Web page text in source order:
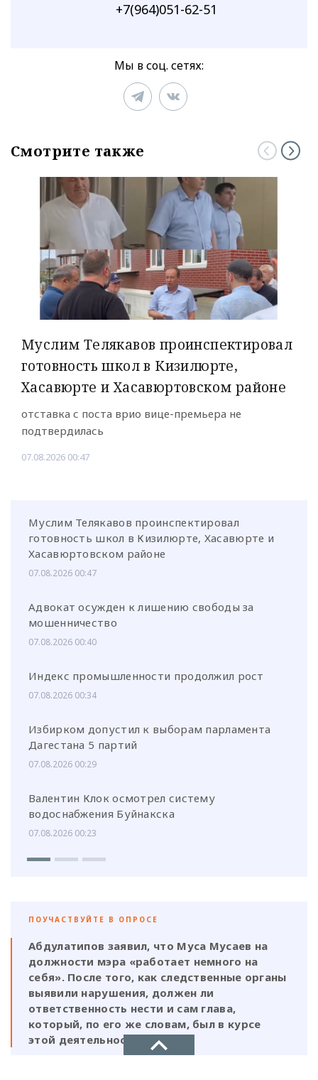
+7(964)051-62-51
Мы в соц. сетях:
Смотрите также
Муслим Телякавов проинспектировал
готовность школ в Кизилюрте,
Хасавюрте и Хасавюртовском районе
отставка с поста врио вице-премьера не
подтвердилась
07.08.2026 00:47
Муслим Телякавов проинспектировал
готовность школ в Кизилюрте, Хасавюрте и
Хасавюртовском районе
07.08.2026 00:47
Адвокат осужден к лишению свободы за
мошенничество
07.08.2026 00:40
Индекс промышленности продолжил рост
07.08.2026 00:34
Избирком допустил к выборам парламента
Дагестана 5 партий
07.08.2026 00:29
Валентин Клок осмотрел систему
водоснабжения Буйнакска
07.08.2026 00:23
ПОУЧАСТВУЙТЕ В ОПРОСЕ
Абдулатипов заявил, что Муса Мусаев на
должности мэра «работает немного на
себя». После того, как следственные органы
выявили нарушения, должен ли
ответственность нести и сам глава,
который, по его же словам, был в курсе
этой деятельности?